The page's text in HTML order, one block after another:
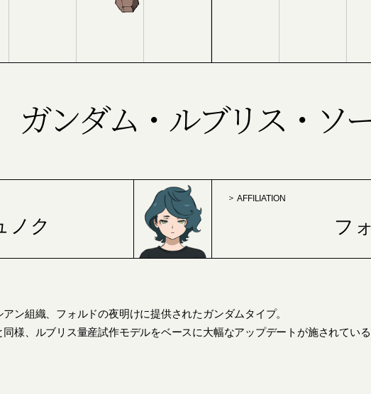
ガンダム・ルブリス・ソ
ノク
AFFILIATION
フ
ン組織、フォルドの夜明けに提供されたガンダムタイプ。
同様、ルブリス量産試作モデルをベースに大幅なアップデートが施されてい